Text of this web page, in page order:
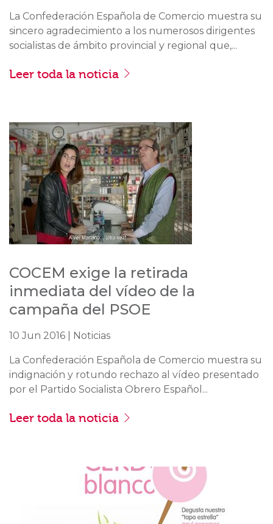
La Confederación Española de Comercio muestra su
sincero agradecimiento a los numerosos dirigentes
socialistas de ámbito provincial y regional que,...
Leer toda la noticia
COCEM exige la retirada
inmediata del vídeo de la
campaña del PSOE
10 Jun 2016 | Noticias
La Confederación Española de Comercio muestra su
indignación y rotundo rechazo al vídeo presentado
por el Partido Socialista Obrero Español...
Leer toda la noticia